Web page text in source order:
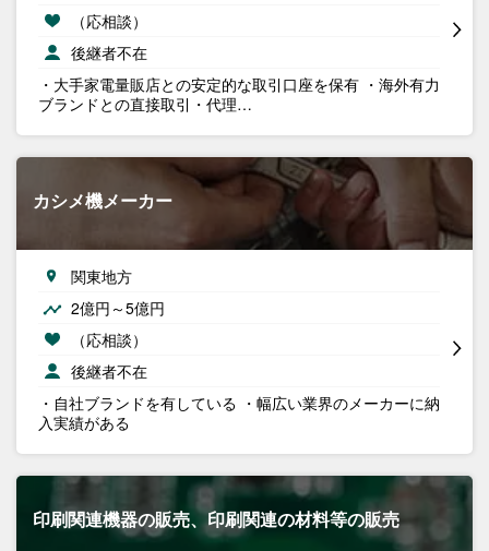
（応相談）
後継者不在
・大手家電量販店との安定的な取引口座を保有 ・海外有力
ブランドとの直接取引・代理…
カシメ機メーカー
関東地方
2億円～5億円
（応相談）
後継者不在
・自社ブランドを有している ・幅広い業界のメーカーに納
入実績がある
印刷関連機器の販売、印刷関連の材料等の販売